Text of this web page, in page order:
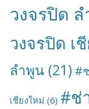
วงจรปิด
วงจรปิด เ
ลำพูน (21) #
เชียงใหม่ (6) #ช่